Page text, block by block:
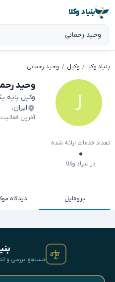
بنیاد وکلا
بنیاد وکلا وکیل وحید رحمانی
وحید
وکیل پایه
ایران،
آخرین فعالیت ۱۵ ماه پیش
تعداد خدمات ارائه شده
۰
در بنیاد وکلا
پروفایل دیدگاه
جستجو، بررسی و